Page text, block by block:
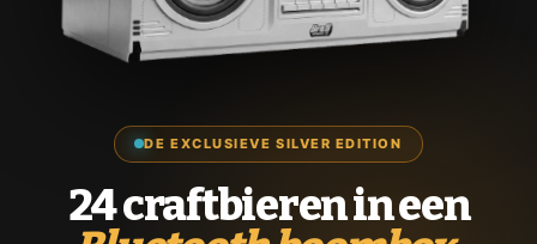
DE EXCLUSIEVE SILVER EDITION
24 craftbieren in een